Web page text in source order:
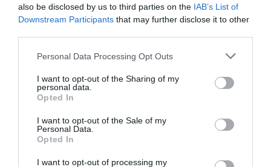
also be disclosed by us to third parties on the IAB’s List of
Downstream Participants that may further disclose it to other
Personal Data Processing Opt Outs
I want to opt-out of the Sharing of my
personal data.
Opted In
I want to opt-out of the Sale of my
Personal Data.
Opted In
I want to opt-out of processing my
hogar, se encaminan hacia el control de
pasaportes. Parece como si se adentraran hacia
la dimensión desconocida. De repente hay unas
bifurcaciones de cintas extensibles con un
individuo que, si es hembra, grita“¡pasaportes
europeos!”o“¡pasaportes españoles!”,
como si el
lo manifiesta al estilo de“¡soy de Santurce, las
traigo yo!”, y como si estuviera poseída. Si, por el
contrario, el que está en la bifurcación es macho,